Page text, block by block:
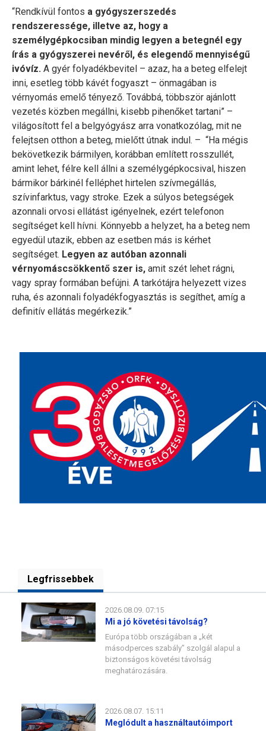
“Rendkívül fontos a gyógyszerszedés
rendszeressége, illetve az, hogy a
személygépkocsiban mindig legyen a betegnél egy
írás a gyógyszerei nevéről, és elegendő mennyiségű
ivóvíz. A gyér folyadékbevitel – azaz, ha a beteg elfelejt
inni, esetleg több kávét fogyaszt – önmagában is
vérnyomás emelő tényező. Továbbá, többször ajánlott
vezetés közben megállni, kisebb pihenőket tartani” –
világosított fel a belgyógyász arra vonatkozólag, mit ne
felejtsen otthon a beteg, mielőtt útnak indul. – “Ha mégis
bekövetkezik bármilyen, korábban említett rosszullét,
amint lehet, félre kell állni a személygépkocsival, hiszen
bármikor bárkinél felléphet hirtelen szívmegállás,
szívinfarktus, vagy stroke. Ezek a súlyos betegségek
azonnali orvosi ellátást igényelnek, ezért telefonon
segítséget kell hívni. Könnyebb a helyzet, ha a beteg nem
egyedül utazik, ebben az esetben más is kérhet
segítséget. Legyen az autóban azonnali
vérnyomáscsökkentő szer is, amit szét lehet rágni,
vagy spray formában befújni. A tarkótájra helyezett vizes
ruha, és azonnali folyadékfogyasztás is segíthet, amíg a
definitív ellátás megérkezik.”
Legfrissebbek
2026.08.09. 07:15
Mi a jó követési távolság?
Európa több országában a „két
másodperces szabály” szolgál alapul a
biztonságos követési távolság
meghatározására.
2026.08.07. 15:11
Meglódult a használtautóimport